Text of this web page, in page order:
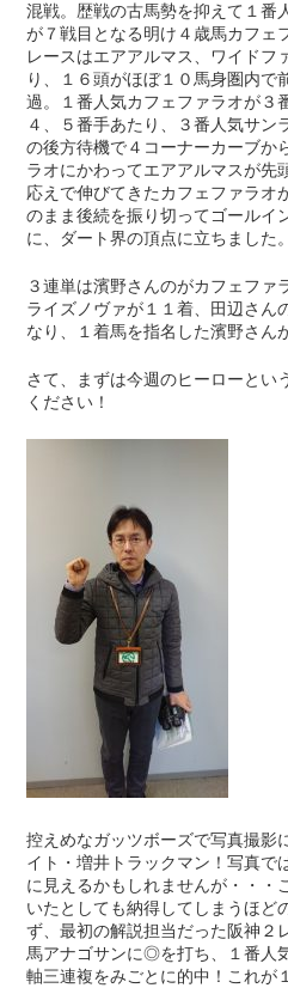
混戦。歴戦の古馬勢を抑えて１番
が７戦目となる明け４歳馬カフェ
レースはエアアルマス、ワイドフ
り、１６頭がほぼ１０馬身圏内で
過。１番人気カフェファラオが３
４、５番手あたり、３番人気サン
の後方待機で４コーナーカーブか
ラオにかわってエアアルマスが先
応えで伸びてきたカフェファラオ
のまま後続を振り切ってゴール
に、ダート界の頂点に立ちました。
３連単は濱野さんのがカフェファ
ライズノヴァが１１着、田辺さん
なり、１着馬を指名した濱野さん
さて、まずは今週のヒーローとい
ください！
控えめなガッツボーズで写真撮影
イト・増井トラックマン！写真で
に見えるかもしれませんが・・・
いたとしても納得してしまうほど
ず、最初の解説担当だった阪神２
馬アナゴサンに◎を打ち、１番人
軸三連複をみごとに的中！これが